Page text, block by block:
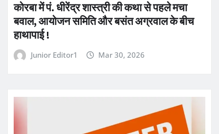
कोरबा में पं. धीरेंद्र शास्त्री की कथा से पहले मचा
बवाल, आयोजन समिति और बसंत अग्रवाल के बीच
हाथापाई !
Junior Editor1 Mar 30, 2026